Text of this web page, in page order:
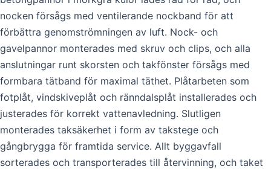
nocken försågs med ventilerande nockband för att
förbättra genomströmningen av luft. Nock- och
gavelpannor monterades med skruv och clips, och alla
anslutningar runt skorsten och takfönster försågs med
formbara tätband för maximal täthet. Plåtarbeten som
fotplåt, vindskiveplåt och ränndalsplåt installerades och
justerades för korrekt vattenavledning. Slutligen
monterades taksäkerhet i form av takstege och
gångbrygga för framtida service. Allt byggavfall
sorterades och transporterades till återvinning, och taket